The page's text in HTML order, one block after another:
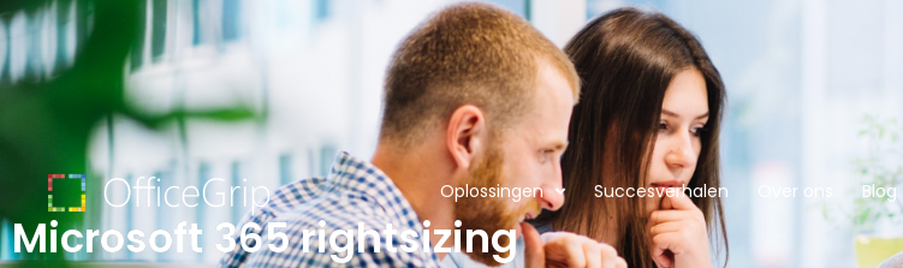
Oplossingen Succesverhalen Over ons Blog
Microsoft 365 rightsizing